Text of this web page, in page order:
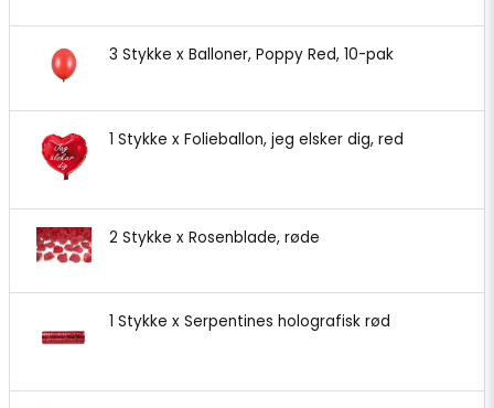
3 Stykke x Balloner, Poppy Red, 10-pak
1 Stykke x Folieballon, jeg elsker dig, red
2 Stykke x Rosenblade, røde
1 Stykke x Serpentines holografisk rød